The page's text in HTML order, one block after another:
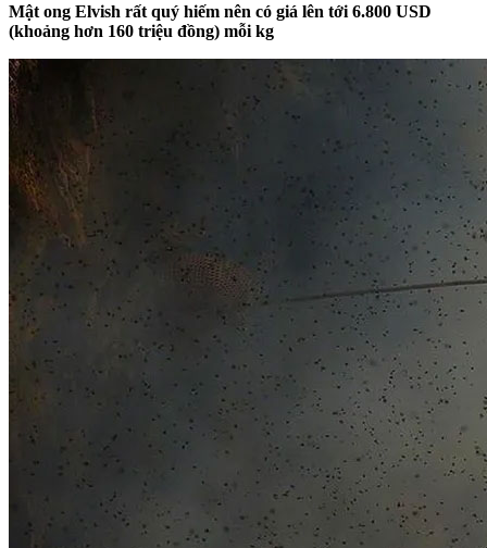
Mật ong Elvish rất quý hiếm nên có giá lên tới 6.800 USD
(khoảng hơn 160 triệu đồng) mỗi kg